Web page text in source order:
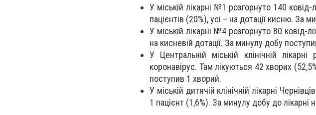
️У міській лікарні №1 розгорнуто 140
пацієнтів (20%), усі – на дотації кисню. За
️У міській лікарні №4 розгорнуто 80 ковід-
на кисневій дотації. За минулу добу
️У Центральній міській клінічній
коронавірус. Там лікуються 42 хворих
поступив 1 хворий.
️У міській дитячій клінічній лікарні
1 пацієнт (1,6%). За минулу добу до лікарні